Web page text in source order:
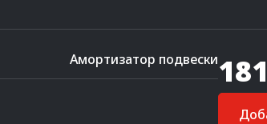
Амортизатор подвески